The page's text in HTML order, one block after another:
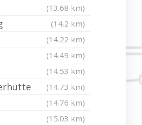
(13.68 km)
(14.2 km)
(14.22 km)
(14.49 km)
(14.53 km)
(14.73 km)
(14.76 km)
(15.03 km)